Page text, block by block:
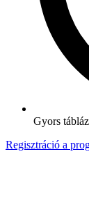
Gyors
Regisztráció a